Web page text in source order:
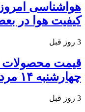
هواشناسی
کیفیت هوا در
3 روز قبل
قیمت محصولات
چهارشنبه ۱۴ مرداد ۱۴۰۵
3 روز قبل